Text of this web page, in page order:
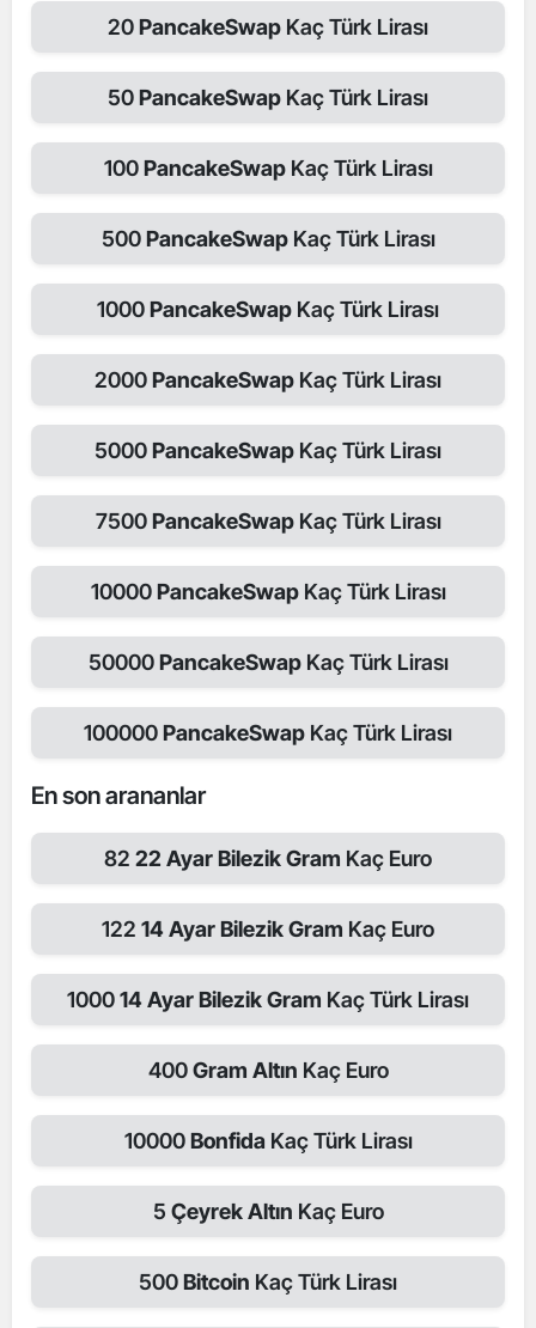
20PancakeSwap Kaç Türk Lirası
50PancakeSwap Kaç Türk Lirası
100PancakeSwap Kaç Türk Lirası
500PancakeSwap Kaç Türk Lirası
1000PancakeSwap Kaç Türk Lirası
2000PancakeSwap Kaç Türk Lirası
5000PancakeSwap Kaç Türk Lirası
7500PancakeSwap Kaç Türk Lirası
10000PancakeSwap Kaç Türk Lirası
50000PancakeSwap Kaç Türk Lirası
100000PancakeSwap Kaç Türk Lirası
En son arananlar
82 22 Ayar Bilezik Gram Kaç Euro
122 14 Ayar Bilezik Gram Kaç Euro
100014 Ayar Bilezik Gram Kaç Türk Lirası
400Gram Altın Kaç Euro
10000Bonfida Kaç Türk Lirası
5 Çeyrek Altın Kaç Euro
500Bitcoin Kaç Türk Lirası